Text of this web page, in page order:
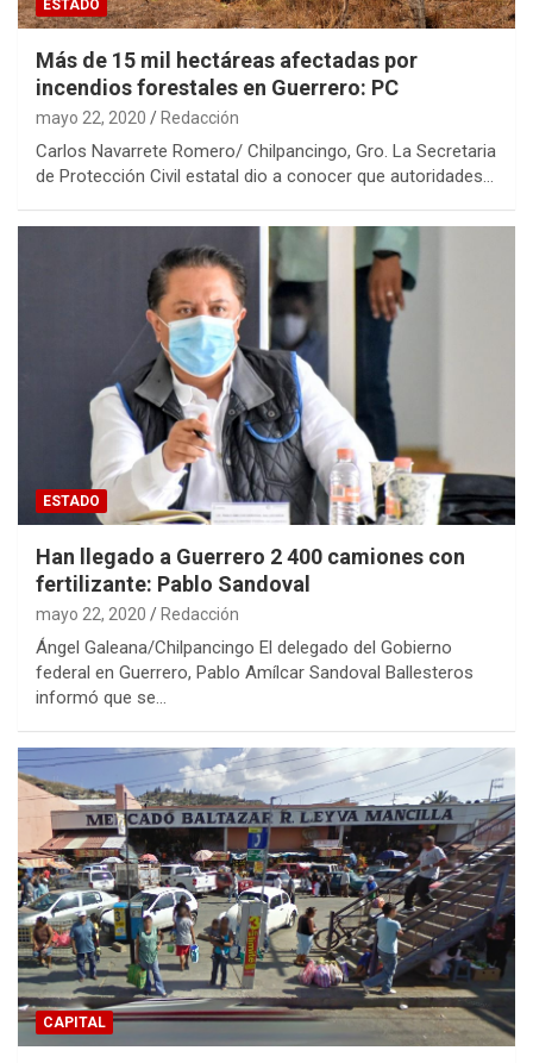
ESTADO
Más de 15 mil hectáreas afectadas por
incendios forestales en Guerrero: PC
mayo 22, 2020 Redacción
Carlos Navarrete Romero/ Chilpancingo, Gro. La Secretaria
de Protección Civil estatal dio a conocer que autoridades…
ESTADO
Han llegado a Guerrero 2 400 camiones con
fertilizante: Pablo Sandoval
mayo 22, 2020 Redacción
Ángel Galeana/Chilpancingo El delegado del Gobierno
federal en Guerrero, Pablo Amílcar Sandoval Ballesteros
informó que se…
CAPITAL